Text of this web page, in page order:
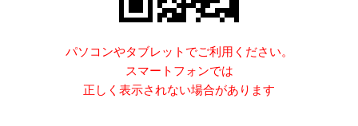
パソコンやタブレットでご利用ください。
スマートフォンでは
正しく表示されない場合があります